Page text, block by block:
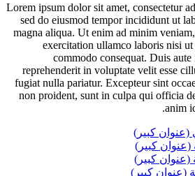
Lorem ipsum dolor sit amet, consectetur
sed do eiusmod tempor incididunt ut
magna aliqua. Ut enim ad minim
exercitation ullamco laboris nisi
commodo consequat. Duis
reprehenderit in voluptate velit esse
fugiat nulla pariatur. Excepteur sint
non proident, sunt in culpa qui officia
anim
(عنوان كبير)
(عنوان كبير)
(عنوان كبير)
(عنوان كبير)